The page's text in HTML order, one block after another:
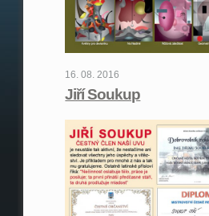
16. 08. 2016
Jiří Soukup